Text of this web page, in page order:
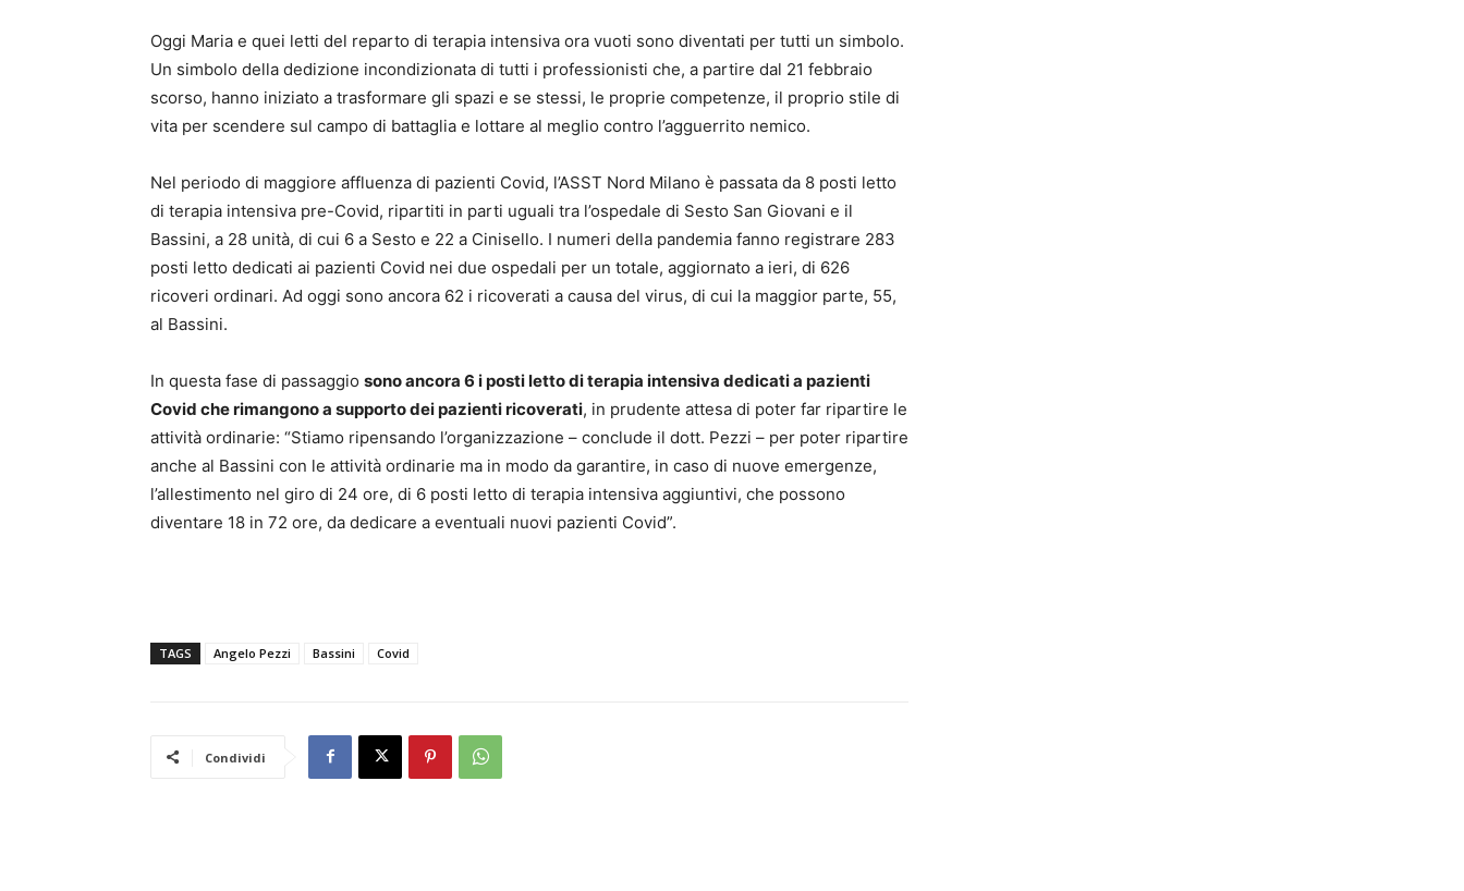
Oggi Maria e quei letti del reparto di terapia intensiva ora vuoti sono diventati per tutti un simbolo.
Un simbolo della dedizione incondizionata di tutti i professionisti che, a partire dal 21 febbraio
scorso, hanno iniziato a trasformare gli spazi e se stessi, le proprie competenze, il proprio stile di
vita per scendere sul campo di battaglia e lottare al meglio contro l’agguerrito nemico.
Nel periodo di maggiore affluenza di pazienti Covid, l’ASST Nord Milano è passata da 8 posti letto
di terapia intensiva pre-Covid, ripartiti in parti uguali tra l’ospedale di Sesto San Giovani e il
Bassini, a 28 unità, di cui 6 a Sesto e 22 a Cinisello. I numeri della pandemia fanno registrare 283
posti letto dedicati ai pazienti Covid nei due ospedali per un totale, aggiornato a ieri, di 626
ricoveri ordinari. Ad oggi sono ancora 62 i ricoverati a causa del virus, di cui la maggior parte, 55,
al Bassini.
In questa fase di passaggio sono ancora 6 i posti letto di terapia intensiva dedicati a pazienti
Covid che rimangono a supporto dei pazienti ricoverati, in prudente attesa di poter far ripartire le
attività ordinarie: “Stiamo ripensando l’organizzazione – conclude il dott. Pezzi – per poter ripartire
anche al Bassini con le attività ordinarie ma in modo da garantire, in caso di nuove emergenze,
l’allestimento nel giro di 24 ore, di 6 posti letto di terapia intensiva aggiuntivi, che possono
diventare 18 in 72 ore, da dedicare a eventuali nuovi pazienti Covid”.
TAGS Angelo Pezzi Bassini Covid
Condividi